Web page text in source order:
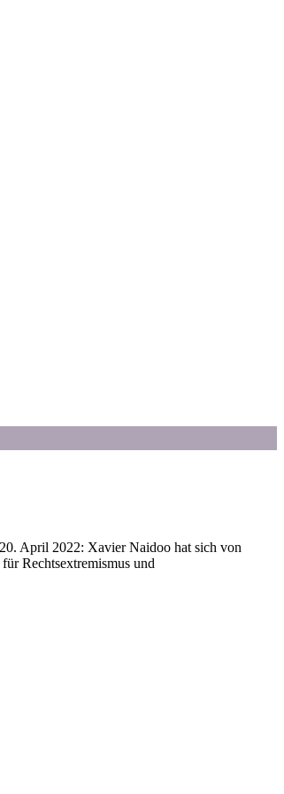
April 2022: Xavier Naidoo hat sich von
Rechtsextremismus und